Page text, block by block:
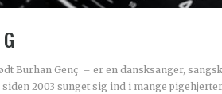
Burhan Genç – er en dansksanger,
siden 2003 sunget sig ind i mange